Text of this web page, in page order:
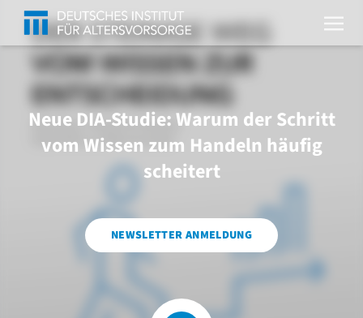
Neue DIA-Studie: Warum der Schritt
vom Wissen zum Handeln häufig
scheitert
NEWSLETTER ANMELDUNG